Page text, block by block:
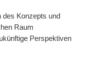
des Konzepts und
Raum
Perspektiven